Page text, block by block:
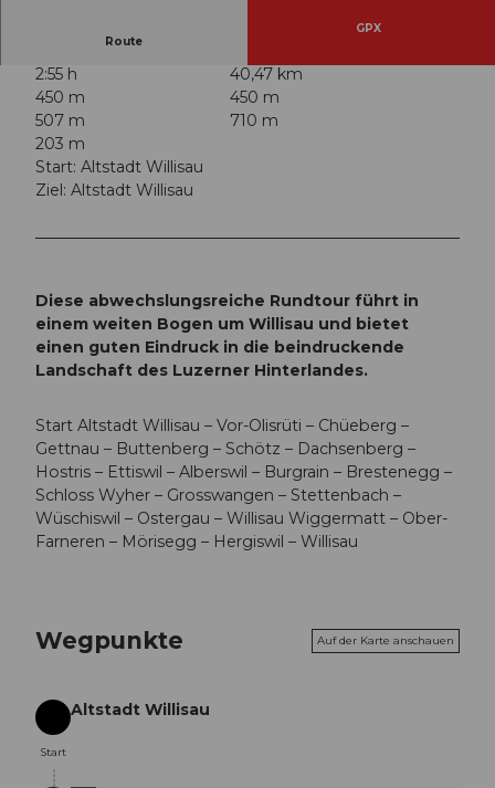
Route
GPX
2:55 h
40,47 km
450 m
450 m
507 m
710 m
203 m
Start: Altstadt Willisau
Ziel: Altstadt Willisau
Diese abwechslungsreiche Rundtour führt in
einem weiten Bogen um Willisau und bietet
einen guten Eindruck in die beindruckende
Landschaft des Luzerner Hinterlandes.
Start Altstadt Willisau – Vor-Olisrüti – Chüeberg –
Gettnau – Buttenberg – Schötz – Dachsenberg –
Hostris – Ettiswil – Alberswil – Burgrain – Brestenegg –
Schloss Wyher – Grosswangen – Stettenbach –
Wüschiswil – Ostergau – Willisau Wiggermatt – Ober-
Farneren – Mörisegg – Hergiswil – Willisau
Wegpunkte Auf der Karte anschauen
Start
Start
Altstadt Willisau